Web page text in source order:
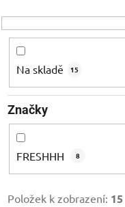
Na skladě 15
Značky
FRESHHH 8
Položek k zobrazení: 15